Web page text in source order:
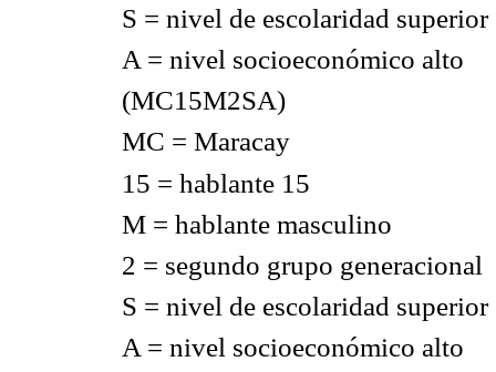
S = nivel de escolaridad superior
A = nivel socioeconómico alto
(MC15M2SA)
MC = Maracay
15 = hablante 15
M = hablante masculino
2 = segundo grupo generacional
S = nivel de escolaridad superior
A = nivel socioeconómico alto